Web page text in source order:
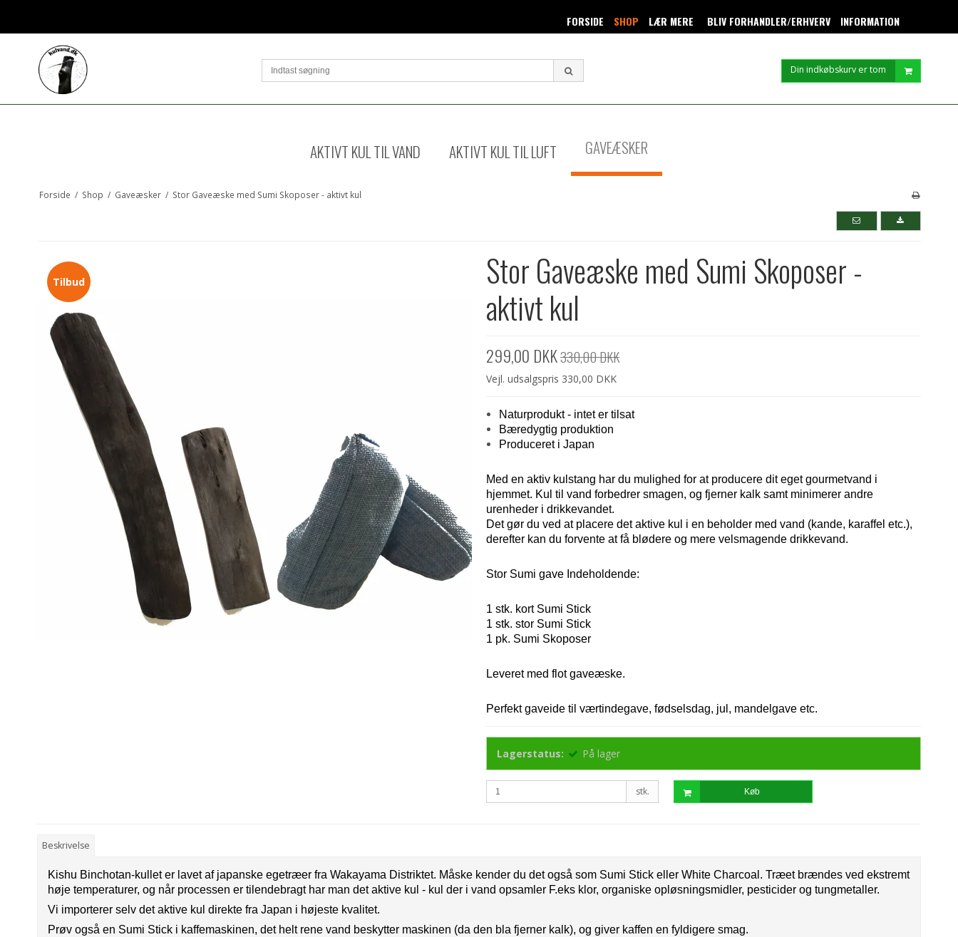
FORSIDE SHOP LÆR MERE BLIV FORHANDLER/ERHVERV INFORMATION
Din indkøbskurv er tom
AKTIVT KUL TIL VAND AKTIVT KUL TIL LUFT GAVEÆSKER
Forside / Shop / Gaveæsker / Stor Gaveæske med Sumi Skoposer - aktivt kul
Tilbud
Stor Gaveæske med Sumi Skoposer -
aktivt kul
299,00 DKK330,00 DKK
Vejl. udsalgspris 330,00 DKK
Naturprodukt - intet er tilsat
Bæredygtig produktion
Produceret i Japan
Med en aktiv kulstang har du mulighed for at producere dit eget gourmetvand i
hjemmet. Kul til vand forbedrer smagen, og fjerner kalk samt minimerer andre
urenheder i drikkevandet.
Det gør du ved at placere det aktive kul i en beholder med vand (kande, karaffel etc.),
derefter kan du forvente at få blødere og mere velsmagende drikkevand.
Stor Sumi gave Indeholdende:
1 stk. kort Sumi Stick
1 stk. stor Sumi Stick
1 pk. Sumi Skoposer
Leveret med flot gaveæske.
Perfekt gaveide til værtindegave, fødselsdag, jul, mandelgave etc.
Lagerstatus: På lager
stk. Køb
Beskrivelse
Kishu Binchotan-kullet er lavet af japanske egetræer fra Wakayama Distriktet. Måske kender du det også som Sumi Stick eller White Charcoal. Træet brændes ved ekstremt
høje temperaturer, og når processen er tilendebragt har man det aktive kul - kul der i vand opsamler F.eks klor, organiske opløsningsmidler, pesticider og tungmetaller.
Vi importerer selv det aktive kul direkte fra Japan i højeste kvalitet.
Prøv også en Sumi Stick i kaffemaskinen, det helt rene vand beskytter maskinen (da den bla fjerner kalk), og giver kaffen en fyldigere smag.